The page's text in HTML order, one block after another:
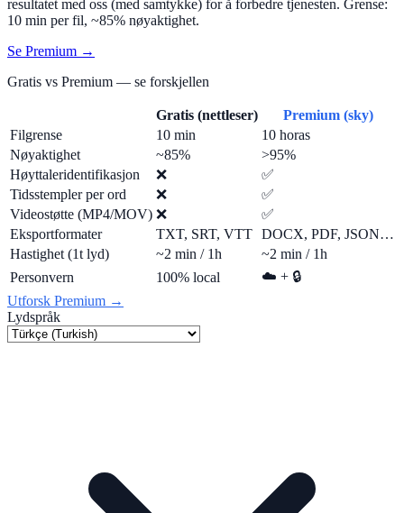
resultatet med oss (med samtykke) for å forbedre tjenesten. Grense:
10 min per fil, ~85% nøyaktighet.
Se Premium →
Gratis vs Premium — se forskjellen
Gratis (nettleser)
Premium (sky)
Filgrense
10 min
10 horas
Nøyaktighet
~85%
>95%
Høyttaleridentifikasjon
❌
✅
Tidsstempler per ord
❌
✅
Videostøtte (MP4/MOV) ❌
✅
Eksportformater
TXT, SRT, VTT DOCX, PDF, JSON…
Hastighet (1t lyd)
~2 min / 1h
~2 min / 1h
Personvern
100% local
☁️ + 🔒
Utforsk Premium →
Lydspråk